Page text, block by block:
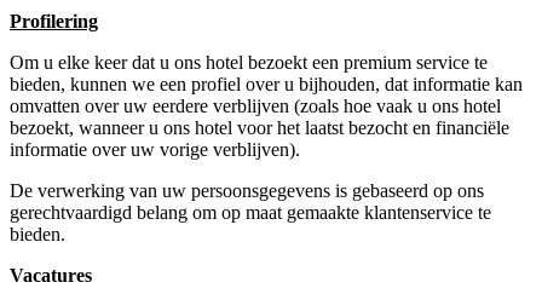
Profilering
Om u elke keer dat u ons hotel bezoekt een premium service te
bieden, kunnen we een profiel over u bijhouden, dat informatie kan
omvatten over uw eerdere verblijven (zoals hoe vaak u ons hotel
bezoekt, wanneer u ons hotel voor het laatst bezocht en financiële
informatie over uw vorige verblijven).
De verwerking van uw persoonsgegevens is gebaseerd op ons
gerechtvaardigd belang om op maat gemaakte klantenservice te
bieden.
Vacatures